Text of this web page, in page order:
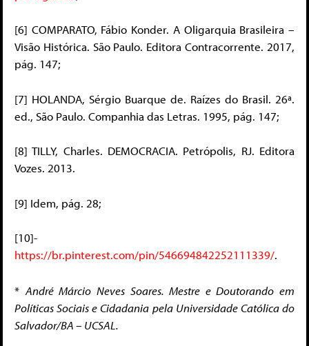
[6] COMPARATO, Fábio Konder. A Oligarquia Brasileira –
Visão Histórica. São Paulo. Editora Contracorrente. 2017,
pág. 147;
[7] HOLANDA, Sérgio Buarque de. Raízes do Brasil. 26ª.
ed., São Paulo. Companhia das Letras. 1995, pág. 147;
[8] TILLY, Charles. DEMOCRACIA. Petrópolis, RJ. Editora
Vozes. 2013.
[9] Idem, pág. 28;
[10]-
https://br.pinterest.com/pin/546694842252111339/.
* André Márcio Neves Soares. Mestre e Doutorando em
Políticas Sociais e Cidadania pela Universidade Católica do
Salvador/BA – UCSAL.